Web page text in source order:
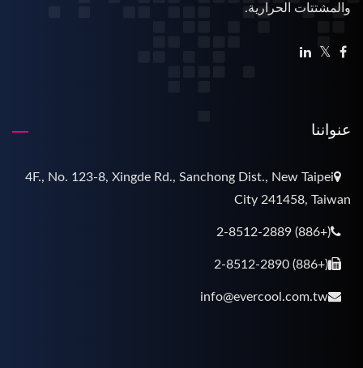
والمشتتات الحرارية.
عنواننا
4F., No. 123-8, Xingde Rd., Sanchong Dist., New Taipei
City 241458, Taiwan
(+886) 2-8512-2889
(+886) 2-8512-2890
info@evercool.com.tw